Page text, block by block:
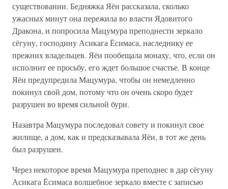
существовании. Бедняжка Яёи рассказала, сколько
ужасных минут она пережила во власти Ядовитого
Дракона, и попросила Мацумура преподнести зеркало
сёгуну, господину Асикага Ёсимаса, наследнику ее
прежних владельцев. Яёи пообещала монаху, что, если он
исполнит ее просьбу, его ждет большое счастье. В конце
Яёи предупредила Мацумура, чтобы он немедленно
покинул свой дом, потому что он очень скоро будет
разрушен во время сильной бури.
Назавтра Мацумура последовал совету и покинул свое
жилище, а дом, как и предсказывала Яёи, в тот же день
был разрушен.
Через некоторое время Мацумура преподнес в дар сёгуну
Асикага Ёсимаса волшебное зеркало вместе с записью